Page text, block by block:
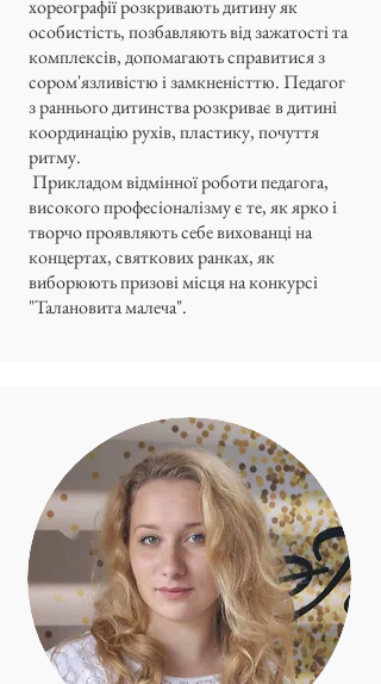
хореографії розкривають дитину як
особистість, позбавляють від зажатості та
комплексів, допомагають справитися з
сором'язливістю і замкненісттю. Педагог
з раннього дитинства розкриває в дитині
координацію рухів, пластику, почуття
ритму.
Прикладом відмінної роботи педагога,
високого професіоналізму є те, як ярко і
творчо проявляють себе вихованці на
концертах, святкових ранках, як
виборюють призові місця на конкурсі
"Талановита малеча".